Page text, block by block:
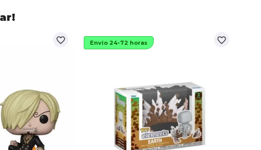
favorite_border favorite_border
Envío 24-72 horas